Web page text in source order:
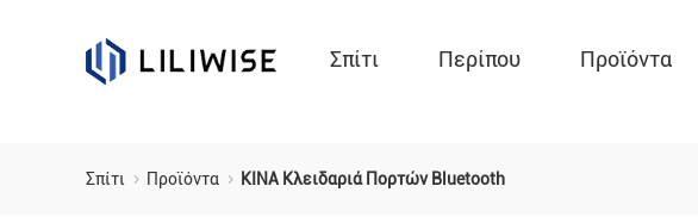
Σπίτι Περίπου Προϊόντα
Σπίτι Προϊόντα ΚΙΝΑ Κλειδαριά Πορτών Bluetooth